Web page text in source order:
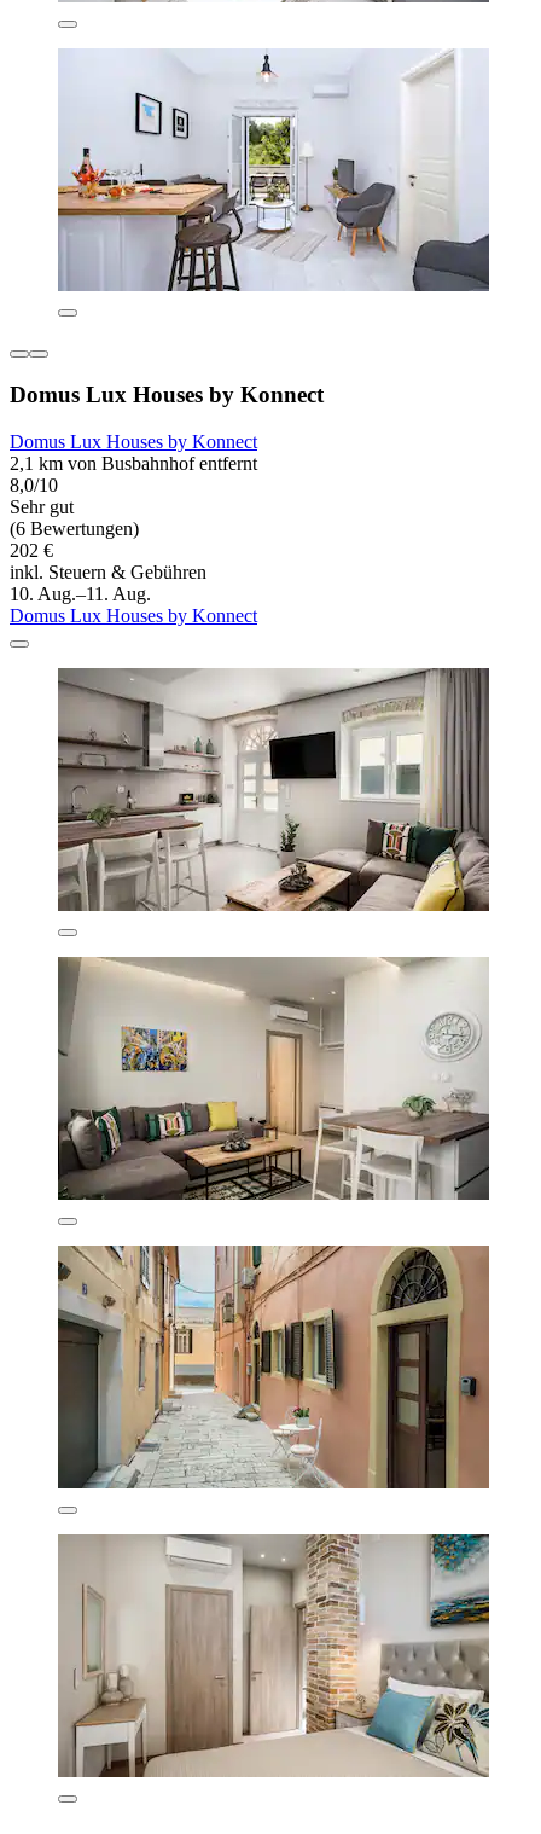
Domus Lux Houses by Konnect
Domus Lux Houses by Konnect
2,1 km von Busbahnhof entfernt
8,0/10
Sehr gut
(6 Bewertungen)
202 €
inkl. Steuern & Gebühren
10. Aug.–11. Aug.
Domus Lux Houses by Konnect